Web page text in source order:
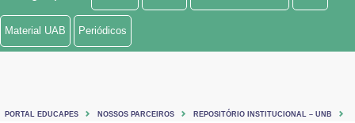
Ministério de Minas e Energia
Material UAB Periódicos
PORTAL EDUCAPES NOSSOS PARCEIROS REPOSITÓRIO INSTITUCIONAL – UNB